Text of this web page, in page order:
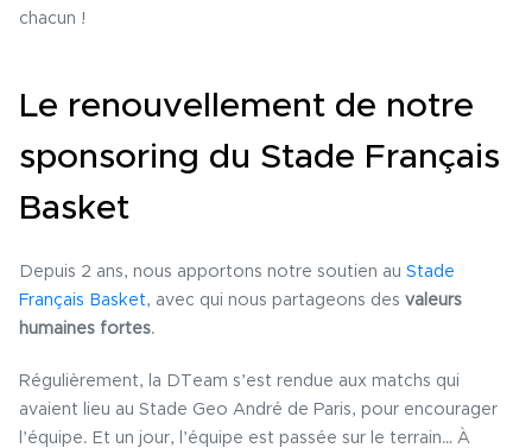
chacun !
Le renouvellement de notre
sponsoring du Stade Français
Basket
Depuis 2 ans, nous apportons notre soutien au Stade
Français Basket, avec qui nous partageons des valeurs
humaines fortes.
Régulièrement, la DTeam s’est rendue aux matchs qui
avaient lieu au Stade Geo André de Paris, pour encourager
l’équipe. Et un jour, l’équipe est passée sur le terrain… À